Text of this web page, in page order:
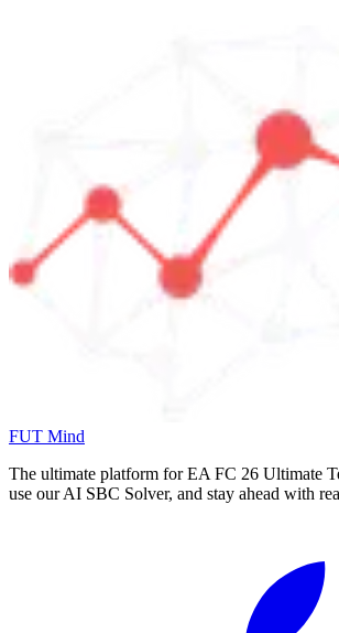
FUT Mind
The ultimate platform for EA FC 26 Ultimate
use our AI SBC Solver, and stay ahead with